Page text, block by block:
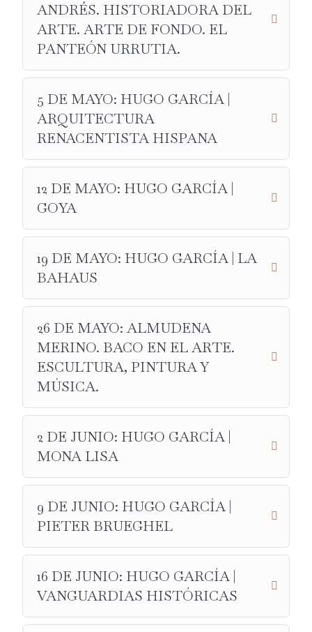
ANDRÉS. HISTORIADORA DEL
ARTE. ARTE DE FONDO. EL
PANTEÓN URRUTIA.
5 DE MAYO: HUGO GARCÍA |
ARQUITECTURA
RENACENTISTA HISPANA
12 DE MAYO: HUGO GARCÍA |
GOYA
19 DE MAYO: HUGO GARCÍA | LA
BAHAUS
26 DE MAYO: ALMUDENA
MERINO. BACO EN EL ARTE.
ESCULTURA, PINTURA Y
MÚSICA.
2 DE JUNIO: HUGO GARCÍA |
MONA LISA
9 DE JUNIO: HUGO GARCÍA |
PIETER BRUEGHEL
16 DE JUNIO: HUGO GARCÍA |
VANGUARDIAS HISTÓRICAS